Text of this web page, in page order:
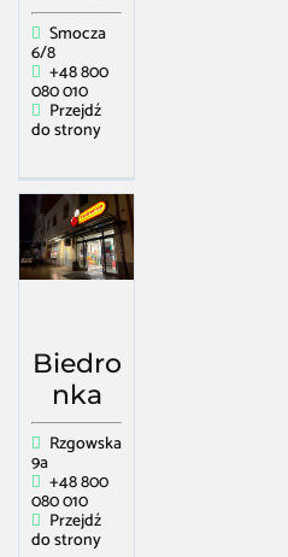
Smocza
6/8
+48 800
080 010
Przejdź
do strony
Biedro
nka
Rzgowska
9a
+48 800
080 010
Przejdź
do strony